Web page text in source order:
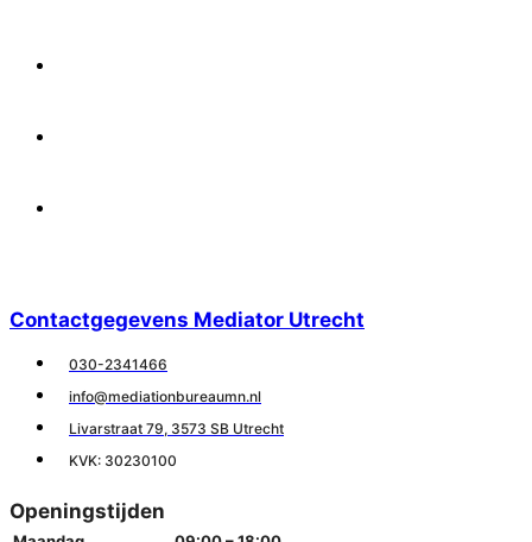
Contactgegevens Mediator Utrecht
030-2341466
info@mediationbureaumn.nl
Livarstraat 79, 3573 SB Utrecht
KVK: 30230100
Openingstijden